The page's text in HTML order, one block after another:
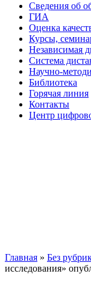
Сведения об
ГИА
Оценка
Курсы,
Независимая
Система
Научно-
Библиотека
Горячая линия
Контакты
Центр
Главная » Без
исследования»